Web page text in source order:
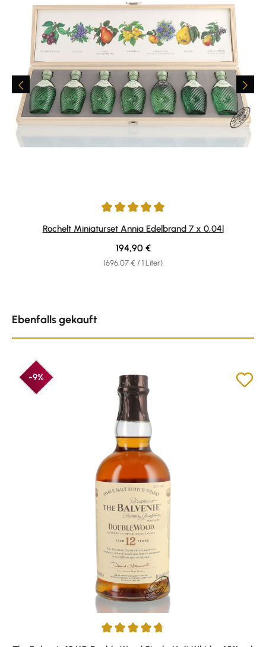
Durchschnittliche Bewertung von 5 von 5 Sternen
Rochelt Miniaturset Annia Edelbrand 7 x 0,04l
(696,07 € / 1 Liter)
Regulärer Preis:
194,90 €
Ebenfalls gekauft
-9%
Durchschnittliche Bewertung von 4.86 von 5 Sternen